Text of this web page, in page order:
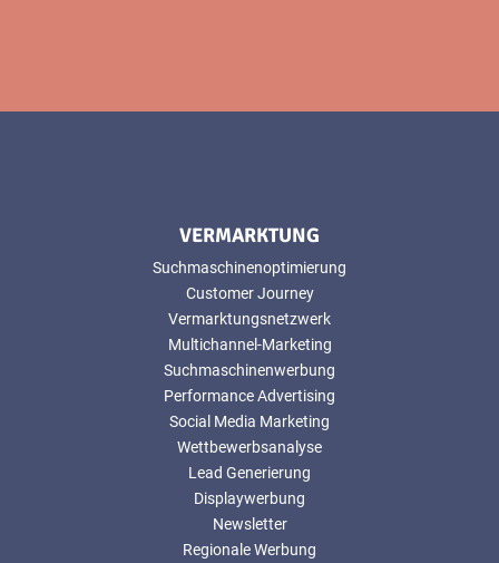
VERMARKTUNG
Suchmaschinenoptimierung
Customer Journey
Vermarktungsnetzwerk
Multichannel-Marketing
Suchmaschinenwerbung
Performance Advertising
Social Media Marketing
Wettbewerbsanalyse
Lead Generierung
Displaywerbung
Newsletter
Regionale Werbung